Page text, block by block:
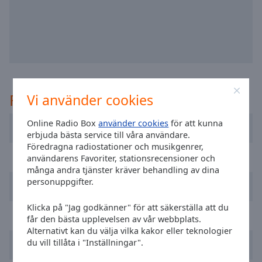
Vi använder cookies
Online Radio Boxanvänder cookies för att kunna
erbjuda bästa service till våra användare.
Föredragna radiostationer och musikgenrer,
användarens Favoriter, stationsrecensioner och
många andra tjänster kräver behandling av dina
personuppgifter.
Klicka på "Jag godkänner" för att säkerställa att du
får den bästa upplevelsen av vår webbplats.
Alternativt kan du välja vilka kakor eller teknologier
du vill tillåta i "Inställningar".
Fullscreen
This
modal
window.
Beginning
window.
Escape
Rekommenderad
Cadena 100 Barcelona
Flaix FM
Cadena SER
Nostalgia Fm
Boom FM